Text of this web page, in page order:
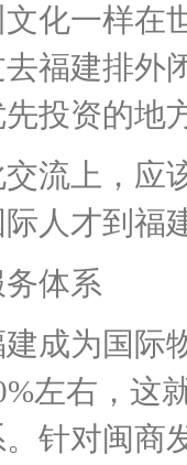
化一样在
福建排外
投资的地
上，应该
人才到福
体系
为国际物
左右，这
针对闽商